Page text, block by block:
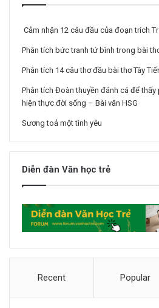
Cảm nhận 12 câu đầu của đoạn trích
Phân tích bức tranh tứ bình trong bài
Phân tích 14 câu thơ đầu bài thơ Tây
Phân tích Đoàn thuyền đánh cá để
hiện thực đời sống – Bài văn HSG
Sương toả một tình yêu
Diễn đàn Văn học trẻ
Recent Popular